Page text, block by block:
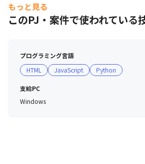
もっと見る
このPJ・案件で使われている
プログラミング言語
HTML
JavaScript Python
支給PC
Windows